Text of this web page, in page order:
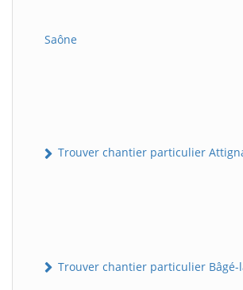
Saône
Trouver chantier particulier
Trouver chantier particulier Bâgé-